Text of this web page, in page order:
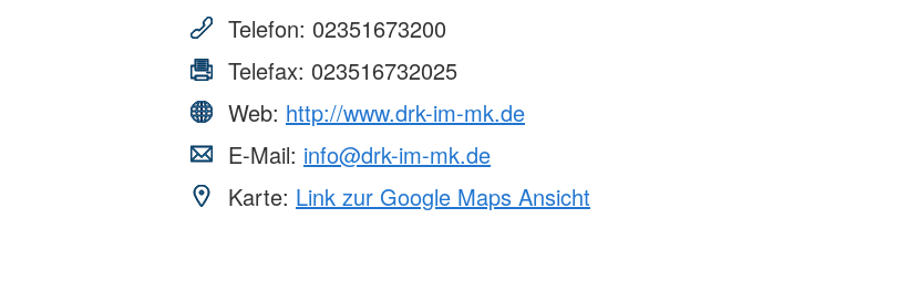
Krisenintervention
Rettungshundestaffel
Bergwacht
Telefon: 02351673200
Telefax: 023516732025
Web: http://www.drk-im-mk.de
E-Mail: info@drk-im-mk.de
Karte: Link zur Google Maps Ansicht